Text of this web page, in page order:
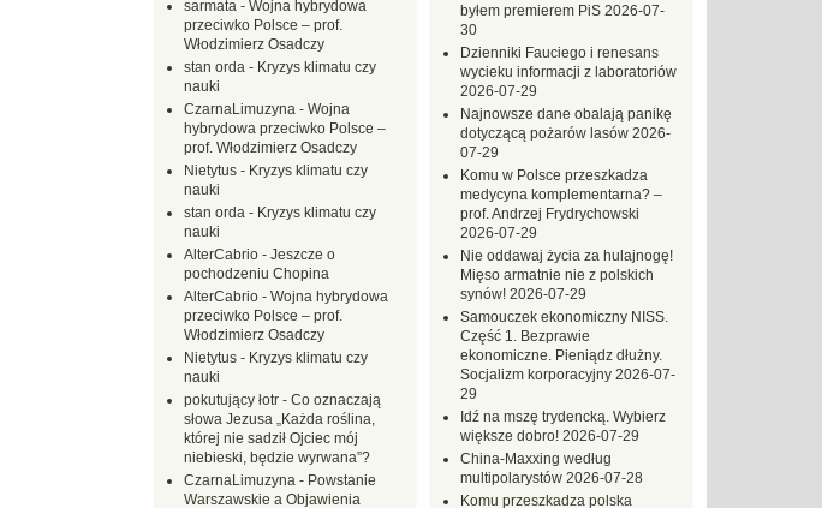
byłem premierem PiS 2026-07-
30
Dzienniki Fauciego i renesans
wycieku informacji z laboratoriów
2026-07-29
Najnowsze dane obalają panikę
dotyczącą pożarów lasów 2026-
07-29
Komu w Polsce przeszkadza
medycyna komplementarna? –
prof. Andrzej Frydrychowski
2026-07-29
Nie oddawaj życia za hulajnogę!
Mięso armatnie nie z polskich
synów! 2026-07-29
Samouczek ekonomiczny NISS.
Część 1. Bezprawie
ekonomiczne. Pieniądz dłużny.
Socjalizm korporacyjny 2026-07-
29
Idź na mszę trydencką. Wybierz
większe dobro! 2026-07-29
China-Maxxing według
multipolarystów 2026-07-28
Komu przeszkadza polska
sarmata - Wojna hybrydowa
przeciwko Polsce – prof.
Włodzimierz Osadczy
stan orda - Kryzys klimatu czy
nauki
CzarnaLimuzyna - Wojna
hybrydowa przeciwko Polsce –
prof. Włodzimierz Osadczy
Nietytus - Kryzys klimatu czy
nauki
stan orda - Kryzys klimatu czy
nauki
AlterCabrio - Jeszcze o
pochodzeniu Chopina
AlterCabrio - Wojna hybrydowa
przeciwko Polsce – prof.
Włodzimierz Osadczy
Nietytus - Kryzys klimatu czy
nauki
pokutujący łotr - Co oznaczają
słowa Jezusa „Każda roślina,
której nie sadził Ojciec mój
niebieski, będzie wyrwana”?
CzarnaLimuzyna - Powstanie
Warszawskie a Objawienia